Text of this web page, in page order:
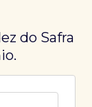
do Safra